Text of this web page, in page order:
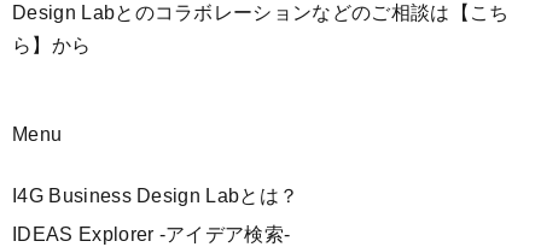
Design Labとのコラボレーションなどのご相談は 【こち
ら】 から
Menu
I4G Business Design Labとは？
IDEAS Explorer -アイデア検索-